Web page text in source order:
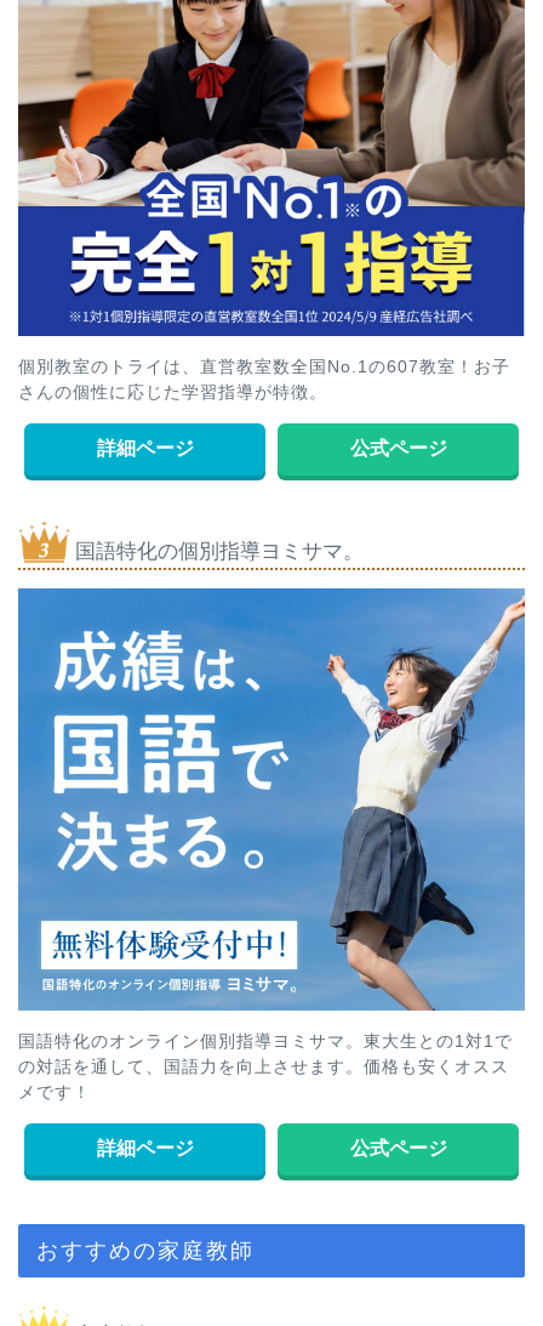
個別教室のトライは、直営教室数全国No.1の607教室！お子
さんの個性に応じた学習指導が特徴。
詳細ページ 公式ページ
国語特化の個別指導ヨミサマ。
国語特化のオンライン個別指導ヨミサマ。東大生との1対1で
の対話を通して、国語力を向上させます。価格も安くオスス
メです！
詳細ページ 公式ページ
おすすめの家庭教師